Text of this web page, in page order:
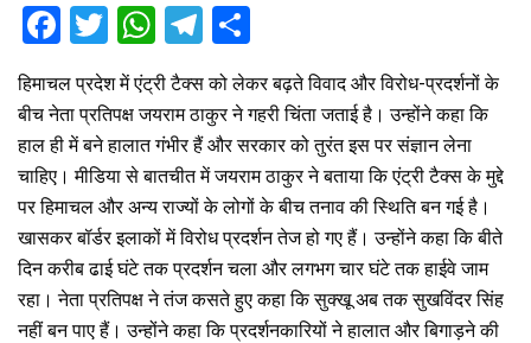
F
ce
b
o
o
k
T
wi
tt
er
W
h
at
s
A
p
p
T
el
e
gr
a
m
ar
e
हिमाचल प्रदेश में एंट्री टैक्स को लेकर बढ़ते विवाद और विरोध-प्रदर्शनों के
बीच नेता प्रतिपक्ष जयराम ठाकुर ने गहरी चिंता जताई है। उन्होंने कहा कि
हाल ही में बने हालात गंभीर हैं और सरकार को तुरंत इस पर संज्ञान लेना
चाहिए। मीडिया से बातचीत में जयराम ठाकुर ने बताया कि एंट्री टैक्स के मुद्दे
पर हिमाचल और अन्य राज्यों के लोगों के बीच तनाव की स्थिति बन गई है।
खासकर बॉर्डर इलाकों में विरोध प्रदर्शन तेज हो गए हैं। उन्होंने कहा कि बीते
दिन करीब ढाई घंटे तक प्रदर्शन चला और लगभग चार घंटे तक हाईवे जाम
रहा। नेता प्रतिपक्ष ने तंज कसते हुए कहा कि सुक्खू अब तक सुखविंदर सिंह
नहीं बन पाए हैं। उन्होंने कहा कि प्रदर्शनकारियों ने हालात और बिगाड़ने की